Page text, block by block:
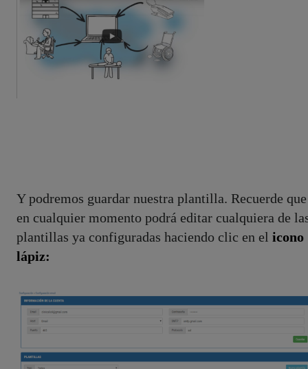
Y podremos guardar nuestra plantilla. Recuerde que
en cualquier momento podrá editar cualquiera de
plantillas ya configuradas haciendo clic en el icono
lápiz: